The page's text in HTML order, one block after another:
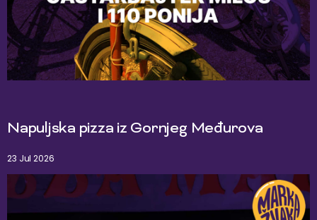
Napuljska pizza iz Gornjeg Međurova
23 Jul 2026